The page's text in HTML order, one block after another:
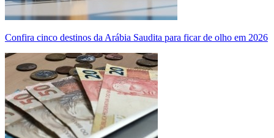
Confira cinco destinos da Arábia Saudita para ficar de olho em 2026